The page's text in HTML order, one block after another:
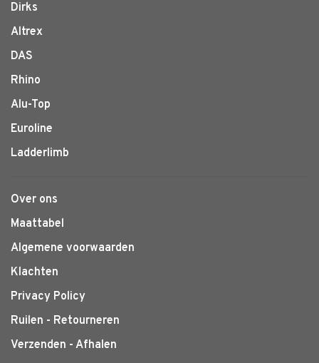
Dirks
Altrex
DAS
Rhino
Alu-Top
Euroline
Ladderlimb
Over ons
Maattabel
Algemene voorwaarden
Klachten
Privacy Policy
Ruilen - Retourneren
Verzenden - Afhalen